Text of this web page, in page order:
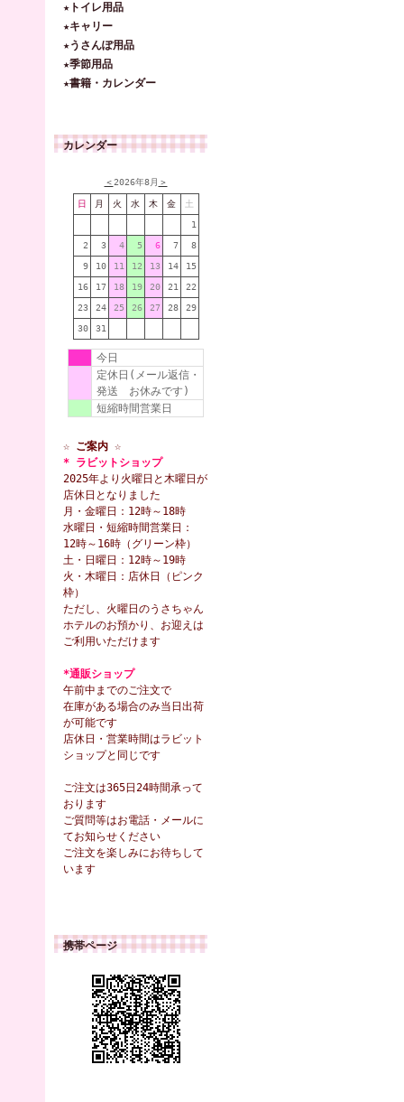
★トイレ用品
★キャリー
★うさんぽ用品
★季節用品
★書籍・カレンダー
カレンダー
＜2026年8月 ＞
日 月 火 水 木 金 土
1
2 3 4 5 6 7 8
9 10 11 12 13 14 15
16 17 18 19 20 21 22
23 24 25 26 27 28 29
30 31
今日
定休日(メール返信・
発送 お休みです)
短縮時間営業日
☆ ご案内 ☆
* ラビットショップ
2025年より火曜日と木曜日が
店休日となりました
月・金曜日：12時～18時
水曜日・短縮時間営業日：
12時～16時（グリーン枠）
土・日曜日：12時～19時
火・木曜日：店休日（ピンク
枠）
ただし、火曜日のうさちゃん
ホテルのお預かり、お迎えは
ご利用いただけます
*通販ショップ
午前中までのご注文で
在庫がある場合のみ当日出荷
が可能です
店休日・営業時間はラビット
ショップと同じです
ご注文は365日24時間承って
おります
ご質問等はお電話・メールに
てお知らせください
ご注文を楽しみにお待ちして
います
携帯ページ